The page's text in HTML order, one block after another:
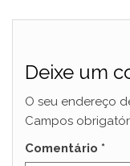
Deixe um
O seu endereço
Campos
Comentário *